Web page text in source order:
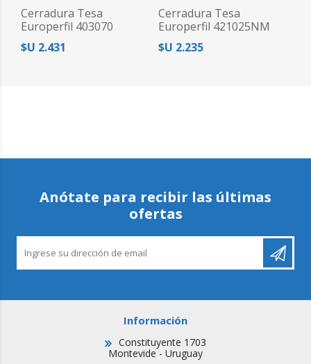
Cerradura Tesa
Europerfil 403070
$U 2.431
Cerradura Tesa
Europerfil 421025NM
$U 2.235
Anótate para recibir las últimas
ofertas
Información
Constituyente 1703
Montevide - Uruguay